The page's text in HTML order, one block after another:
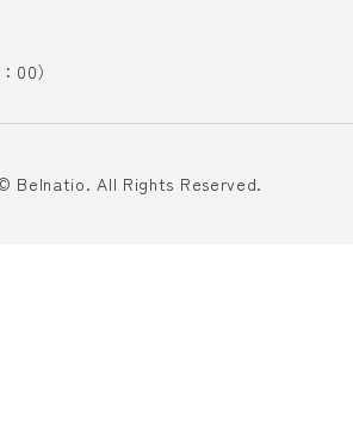
00）
Belnatio. All Rights Reserved.